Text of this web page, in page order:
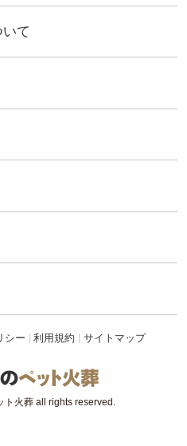
て
シー 利用規約 サイトマップ
火葬 all rights reserved.